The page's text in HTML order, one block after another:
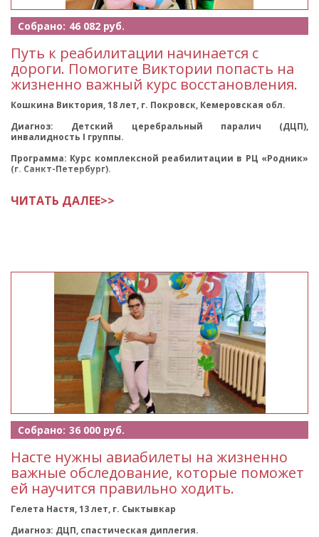
Собрано: 46 082 руб.
Путь к реабилитации начинается с
дороги. Помогите Виктории попасть на
жизненно важный курс восстановления.
Кошкина Виктория, 18 лет, г. Покровск, Кемеровская обл.
Диагноз: Детский церебральный паралич (ДЦП),
инвалидность I группы.
Программа: Курс комплексной реабилитации в РЦ «Родник»
(г. Санкт-Петербург).
ЧИТАТЬ ДАЛЕЕ>>
Собрано: 36 000 руб.
Насте нужны авиабилеты на жизненно
важные обследование, которые поможет
ей научится правильно ходить.
Гелета Настя, 13 лет, г. Сыктывкар
Диагноз: ДЦП, спастическая диплегия.